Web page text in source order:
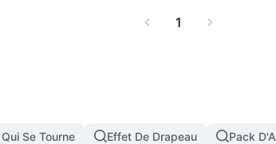
1
Se Tourne Effet De Drapeau Pack